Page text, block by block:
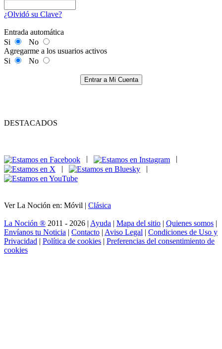
¿Olvidó su Clave?
Entrada automática
Si
No
Agregarme a los usuarios activos
Si
No
Entrar a Mi Cuenta
DESTACADOS
|
|
Ver La Noción en: Móvil | Clásica
La Noción ® 2011 - 2026 | Ayuda | Mapa del sitio | Quienes somos |
Envíanos tu Noticia | Contacto | Aviso Legal | Condiciones de Uso y
Privacidad | Política de cookies | Preferencias del consentimiento de
cookies